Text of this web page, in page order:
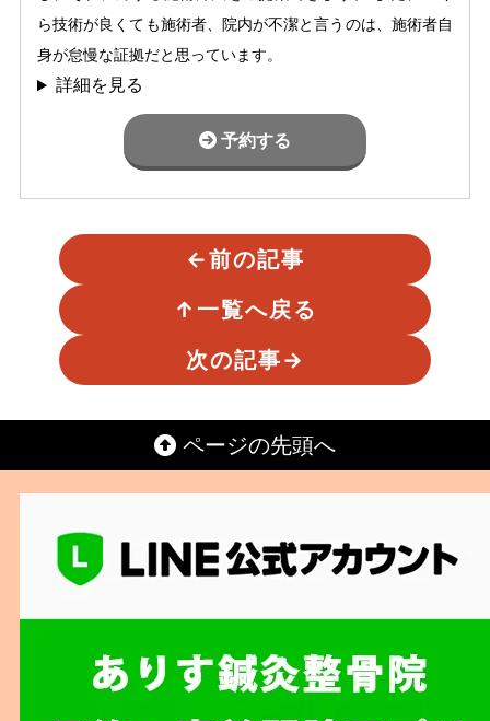
ら技術が良くても施術者、院内が不潔と言うのは、施術者自
身が怠慢な証拠だと思っています。
詳細を見る
予約する
←前の記事
↑ 一覧へ戻る
次の記事→
ページの先頭へ